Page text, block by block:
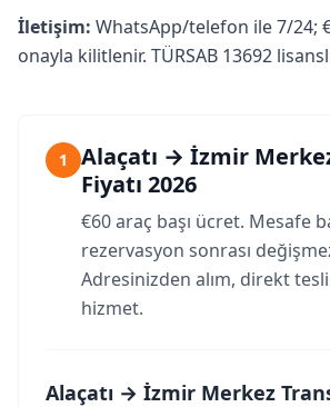
İletişim: WhatsApp/telefon ile 7/24;
onayla kilitlenir. TÜRSAB 13692
1
Alaçatı → İzmir
Fiyatı 2026
€60 araç başı ücret. Mesafe
rezervasyon sonrası
Adresinizden alım, direkt
hizmet.
Alaçatı → İzmir Merkez